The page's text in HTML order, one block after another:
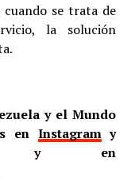
cuando se trata de
la solución
y el Mundo
en Instagramy
en